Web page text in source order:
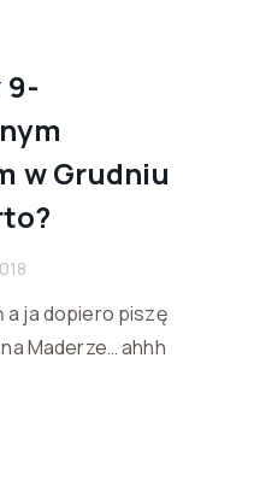
9-
w Grudniu
a ja dopiero piszę
Maderze… ahhh